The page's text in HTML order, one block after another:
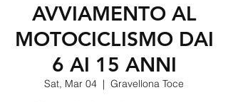
AVVIAMENTO AL
MOTOCICLISMO DAI
6 AI 15 ANNI
Sat, Mar 04
  |
Gravellona Toce